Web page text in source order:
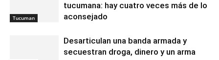
Tucuman
tucumana: hay cuatro veces más de lo
aconsejado
Desarticulan una banda armada y
secuestran droga, dinero y un arma